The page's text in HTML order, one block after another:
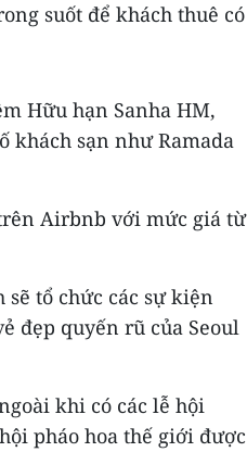
suốt để khách thuê có
Hữu hạn Sanha HM,
khách sạn như Ramada
Airbnb với mức giá từ
sẽ tổ chức các sự kiện
đẹp quyến rũ của Seoul
khi có các lễ hội
pháo hoa thế giới được